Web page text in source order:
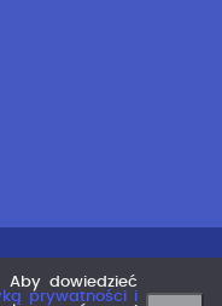
Aby dowiedzieć
prywatności i